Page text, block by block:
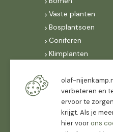
Vaste planten
Bosplantsoen
Coniferen
Klimplanten
Dak, lei- &
Dealers
olaf-
verbeteren en
ervoor te
krijgt. Als je
hier voorons